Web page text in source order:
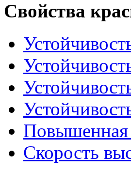
Свойства
Повышенная
Скорость